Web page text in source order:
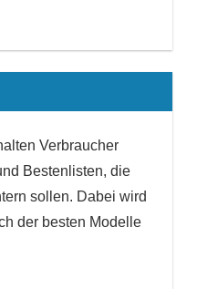
Verbraucher
Bestenlisten, die
sollen. Dabei wird
der besten Modelle